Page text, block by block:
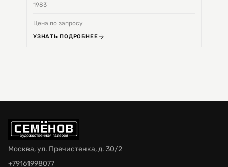
1983
Цена по запросу
УЗНАТЬ ПОДРОБНЕЕ
Москва, ул. Пречистенка, д. 30/2
+79161998077